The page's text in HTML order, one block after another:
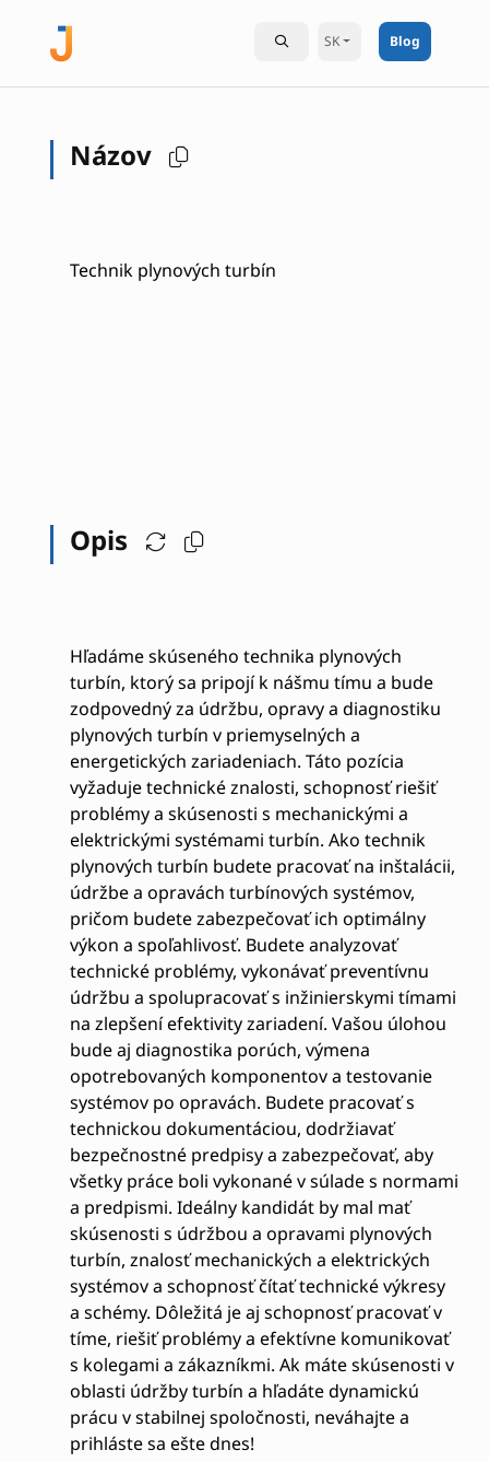
SK Blog
Názov
Technik plynových turbín
Opis
Hľadáme skúseného technika plynových
turbín, ktorý sa pripojí k nášmu tímu a bude
zodpovedný za údržbu, opravy a diagnostiku
plynových turbín v priemyselných a
energetických zariadeniach. Táto pozícia
vyžaduje technické znalosti, schopnosť riešiť
problémy a skúsenosti s mechanickými a
elektrickými systémami turbín. Ako technik
plynových turbín budete pracovať na inštalácii,
údržbe a opravách turbínových systémov,
pričom budete zabezpečovať ich optimálny
výkon a spoľahlivosť. Budete analyzovať
technické problémy, vykonávať preventívnu
údržbu a spolupracovať s inžinierskymi tímami
na zlepšení efektivity zariadení. Vašou úlohou
bude aj diagnostika porúch, výmena
opotrebovaných komponentov a testovanie
systémov po opravách. Budete pracovať s
technickou dokumentáciou, dodržiavať
bezpečnostné predpisy a zabezpečovať, aby
všetky práce boli vykonané v súlade s normami
a predpismi. Ideálny kandidát by mal mať
skúsenosti s údržbou a opravami plynových
turbín, znalosť mechanických a elektrických
systémov a schopnosť čítať technické výkresy
a schémy. Dôležitá je aj schopnosť pracovať v
tíme, riešiť problémy a efektívne komunikovať
s kolegami a zákazníkmi. Ak máte skúsenosti v
oblasti údržby turbín a hľadáte dynamickú
prácu v stabilnej spoločnosti, neváhajte a
prihláste sa ešte dnes!